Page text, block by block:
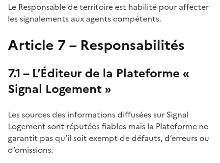
Le Responsable de territoire est habilité pour affecter
les signalements aux agents compétents.
Article 7 – Responsabilités
7.1 – L’Éditeur de la Plateforme «
Signal Logement »
Les sources des informations diffusées sur Signal
Logement sont réputées fiables mais la Plateforme ne
garantit pas qu’il soit exempt de défauts, d’erreurs ou
d’omissions.